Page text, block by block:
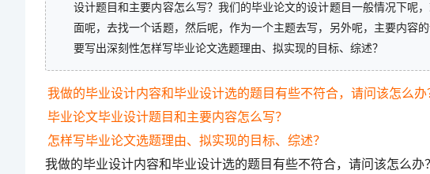
设计题目和主要内容怎么写？我们的毕业论文的设计题目一般情况下呢
面呢，去找一个话题，然后呢，作为一个主题去写，另外呢，主要内容
要写出深刻性怎样写毕业论文选题理由、拟实现的目标、综述？
我做的毕业设计内容和毕业设计选的题目有些不符合，请问该怎么办
毕业论文毕业设计题目和主要内容怎么写？
怎样写毕业论文选题理由、拟实现的目标、综述？
我做的毕业设计内容和毕业设计选的题目有些不符合，请问该怎么办？